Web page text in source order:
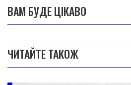
ВАМ БУДЕ ЦІКАВО
ЧИТАЙТЕ ТАКОЖ